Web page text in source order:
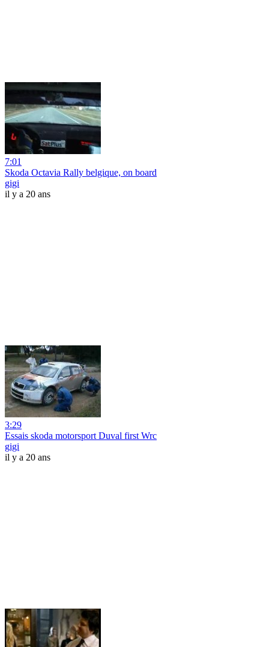
7:01
Skoda Octavia Rally belgique, on board
gigi
il y a 20 ans
3:29
Essais skoda motorsport Duval first Wrc
gigi
il y a 20 ans